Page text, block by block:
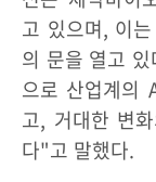
고 있으며, 이
의 문을 열고
으로 산업계의
고, 거대한 변
다"고 말했다.